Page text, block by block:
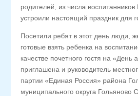
родителей, из числа
устроили настоящий праздник для
Посетили ребят в этот день люди,
готовые взять ребенка на
качестве почетного гостя на «День
приглашена и руководитель
партии «Единая Россия» района
муниципального округа Гольяново